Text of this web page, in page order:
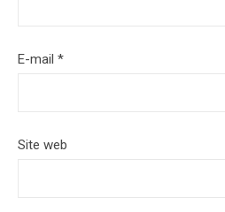
E-mail *
Site web